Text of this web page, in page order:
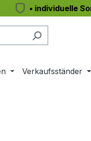
• individuelle
Verkaufsständer